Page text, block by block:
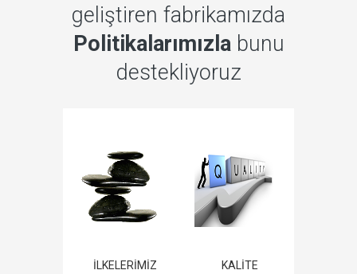
geliştiren fabrikamızda
Politikalarımızlabunu
destekliyoruz
İLKELERİMİZ
KALİTE